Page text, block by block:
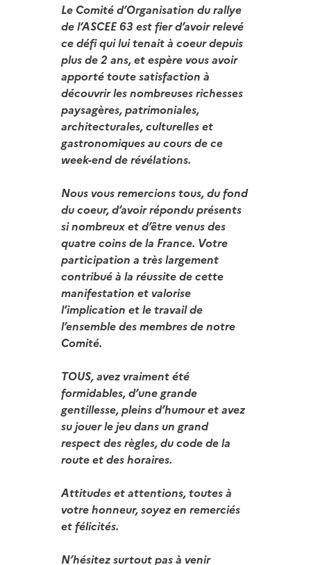
Le Comité d’Organisation du rallye
de l’ASCEE 63 est fier d’avoir relevé
ce défi qui lui tenait à coeur depuis
plus de 2 ans, et espère vous avoir
apporté toute satisfaction à
découvrir les nombreuses richesses
paysagères, patrimoniales,
architecturales, culturelles et
gastronomiques au cours de ce
week-end de révélations.
Nous vous remercions tous, du fond
du coeur, d’avoir répondu présents
si nombreux et d’être venus des
quatre coins de la France. Votre
participation a très largement
contribué à la réussite de cette
manifestation et valorise
l’implication et le travail de
l’ensemble des membres de notre
Comité.
TOUS, avez vraiment été
formidables, d’une grande
gentillesse, pleins d’humour et avez
su jouer le jeu dans un grand
respect des règles, du code de la
route et des horaires.
Attitudes et attentions, toutes à
votre honneur, soyez en remerciés
et félicités.
N’hésitez surtout pas à venir